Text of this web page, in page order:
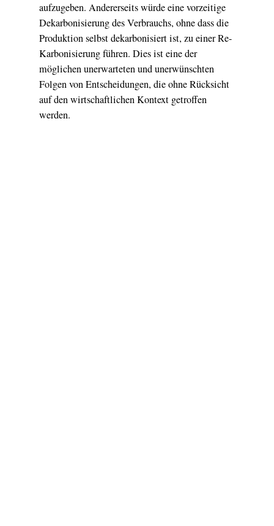
aufzugeben. Andererseits würde eine vorzeitige
Dekarbonisierung des Verbrauchs, ohne dass die
Produktion selbst dekarbonisiert ist, zu einer Re-
Karbonisierung führen. Dies ist eine der
möglichen unerwarteten und unerwünschten
Folgen von Entscheidungen, die ohne Rücksicht
auf den wirtschaftlichen Kontext getroffen
werden.